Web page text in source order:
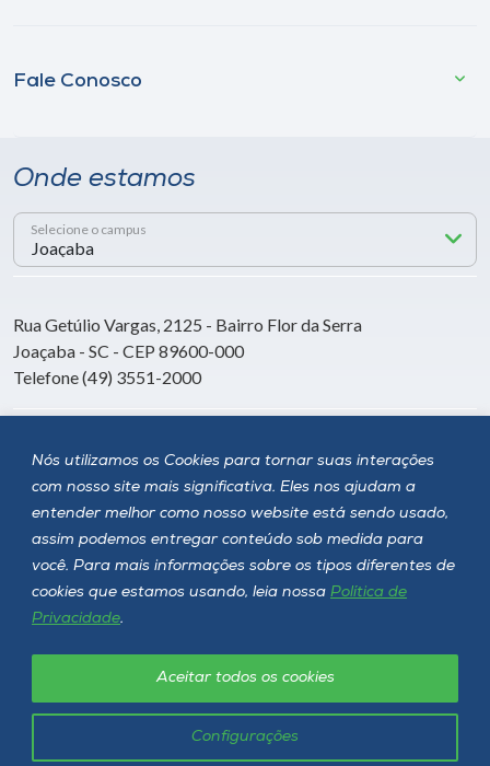
Nós utilizamos os Cookies para tornar suas interações
com nosso site mais significativa. Eles nos ajudam a
entender melhor como nosso website está sendo usado,
assim podemos entregar conteúdo sob medida para
você. Para mais informações sobre os tipos diferentes de
cookies que estamos usando, leia nossa Política de
Privacidade.
Configurações
Aceitar todos os cookies
Fale Conosco
Onde estamos
Selecione o campus
Rua Getúlio Vargas, 2125 - Bairro Flor da Serra
Joaçaba - SC - CEP 89600-000
Telefone (49) 3551-2000
Siga a Unoesc
Unoesc © 2026 - Todos os direitos reservados
Política de privacidade LGPD